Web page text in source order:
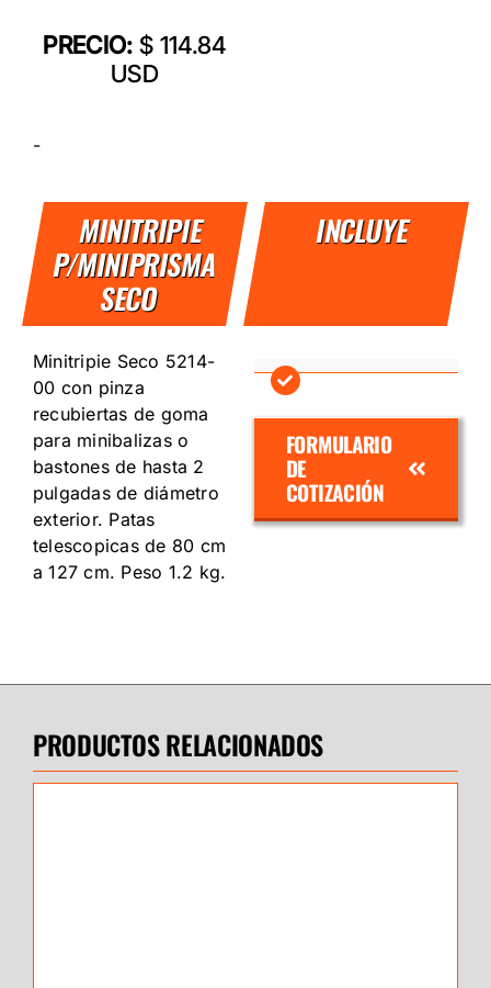
PRECIO: $ 114.84
USD
-
MINITRIPIE
P/MINIPRISMA
SECO
INCLUYE
Minitripie Seco 5214-
00 con pinza
recubiertas de goma
para minibalizas o
bastones de hasta 2
pulgadas de diámetro
exterior. Patas
telescopicas de 80 cm
a 127 cm. Peso 1.2 kg.
FORMULARIO
DE
COTIZACIÓN
PRODUCTOS RELACIONADOS